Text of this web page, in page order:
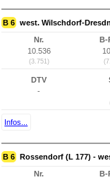
B 6 west. Wilschdorf-
Nr.
10.536
(3.751)
B-
DTV
-
Infos...
B 6 Rossendorf (L 177) -
Nr.
B-